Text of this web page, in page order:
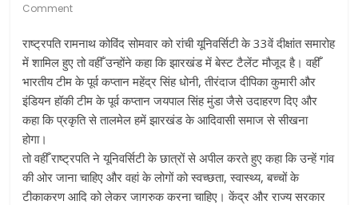
Comment
राष्ट्रपति रामनाथ कोविंद सोमवार को रांची यूनिवर्सिटी के 33वें दीक्षांत समारोह
में शामिल हुए तो वहीँ उन्होंने कहा कि झारखंड में बेस्ट टैलेंट मौजूद है। वहीँ
भारतीय टीम के पूर्व कप्तान महेंद्र सिंह धोनी, तीरंदाज दीपिका कुमारी और
इंडियन हॉकी टीम के पूर्व कप्तान जयपाल सिंह मुंडा जैसे उदाहरण दिए और
कहा कि प्रकृति से तालमेल हमें झारखंड के आदिवासी समाज से सीखना
होगा।
तो वहीँ राष्ट्रपति ने यूनिवर्सिटी के छात्रों से अपील करते हुए कहा कि उन्हें गांव
की ओर जाना चाहिए और वहां के लोगों को स्वच्छता, स्वास्थ्य, बच्चों के
टीकाकरण आदि को लेकर जागरुक करना चाहिए। केंद्र और राज्य सरकार